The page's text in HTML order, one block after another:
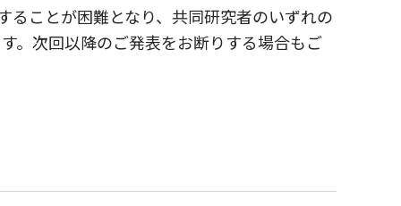
ことが困難となり、共同研究者のいずれの
。次回以降のご発表をお断りする場合もご